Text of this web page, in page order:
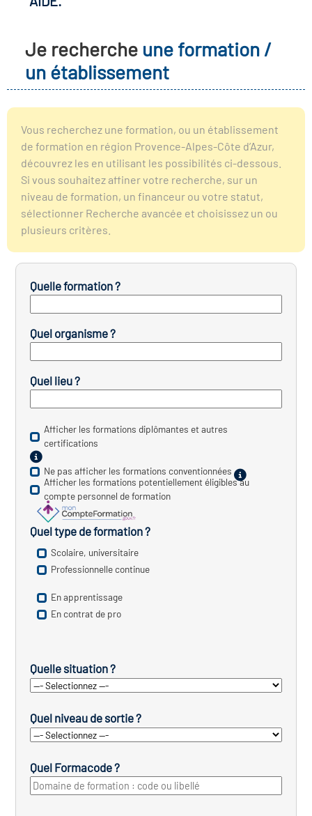
les métiers
clés métiers et
lieu d'information ou
des métiers en
des transitions
Solidaire (ESS)
du secteur sanitaire
de l'Industrie
emploi-formation
des secteurs(en
Je recherche une formation /
un établissement
Vous recherchez une formation, ou un établissement
de formation en région Provence-Alpes-Côte d’Azur,
découvrez les en utilisant les possibilités ci-dessous.
Si vous souhaitez affiner votre recherche, sur un
niveau de formation, un financeur ou votre statut,
sélectionner Recherche avancée et choisissez un ou
plusieurs critères.
Quelle formation ?
Quel organisme ?
Quel lieu ?
Afficher les formations diplômantes et autres
certifications
Ne pas afficher les formations conventionnées
Afficher les formations potentiellement éligibles au
compte personnel de formation
Quel type de formation ?
Scolaire, universitaire
Professionnelle continue
En apprentissage
En contrat de pro
Quelle situation ?
Quel niveau de sortie ?
Quel Formacode ?